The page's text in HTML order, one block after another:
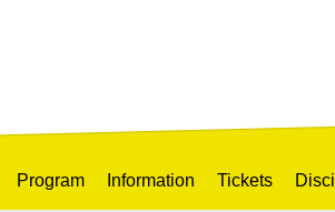
Program Information Tickets